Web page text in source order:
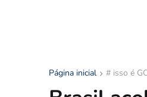
Página inicial # isso é